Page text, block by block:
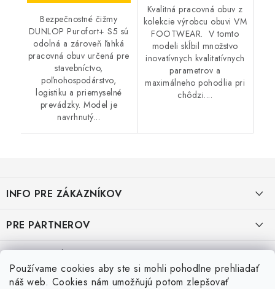
Používame cookies aby ste si mohli pohodlne prehliadať
náš web. Cookies nám umožňujú potom zlepšovať
Bezpečnostné čižmy
DUNLOP Purofort+ S5 sú
odolná a zároveň ľahká
pracovná obuv určená pre
stavebníctvo,
poľnohospodárstvo,
logistiku a priemyselné
prevádzky. Model je
navrhnutý...
Kvalitná pracovná obuv z
kolekcie výrobcu obuvi VM
FOOTWEAR. V tomto
modeli skĺbil množstvo
inovatívnych kvalitatívnych
parametrov a
maximálneho pohodlia pri
chôdzi....
p
ä
i
INFO PRE ZÁKAZNÍKOV
OBCHODNÉ PODMIENKY
OCHRANA OSOBNÝCH ÚDAJOV
PRE PARTNEROV
KATALÓG OBUVI A OPP ČERVA
KATALÓG OBUVI A OPP CXS
Veľkostná tabuľka obuvi SKECHER